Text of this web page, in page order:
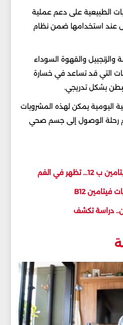
الطبيعية على دعم عملية
عند استخدامها ضمن نظام
والزنجبيل والقهوة السوداء
التي قد تساعد في خسارة
بشكل تدريجي.
اليومية يمكن لهذه المشروبات
رحلة الوصول إلى جسم صحي
في الفم
دراسة تكشف